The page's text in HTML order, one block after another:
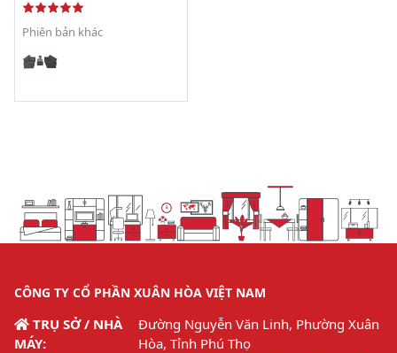
Phiên bản khác
CÔNG TY CỔ PHẦN XUÂN HÒA VIỆT NAM
TRỤ SỞ / NHÀ
MÁY:
Đường Nguyễn Văn Linh, Phường Xuân
Hòa, Tỉnh Phú Thọ